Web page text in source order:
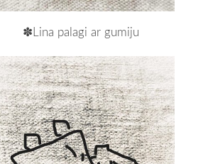
✽Lina palagi ar gumiju